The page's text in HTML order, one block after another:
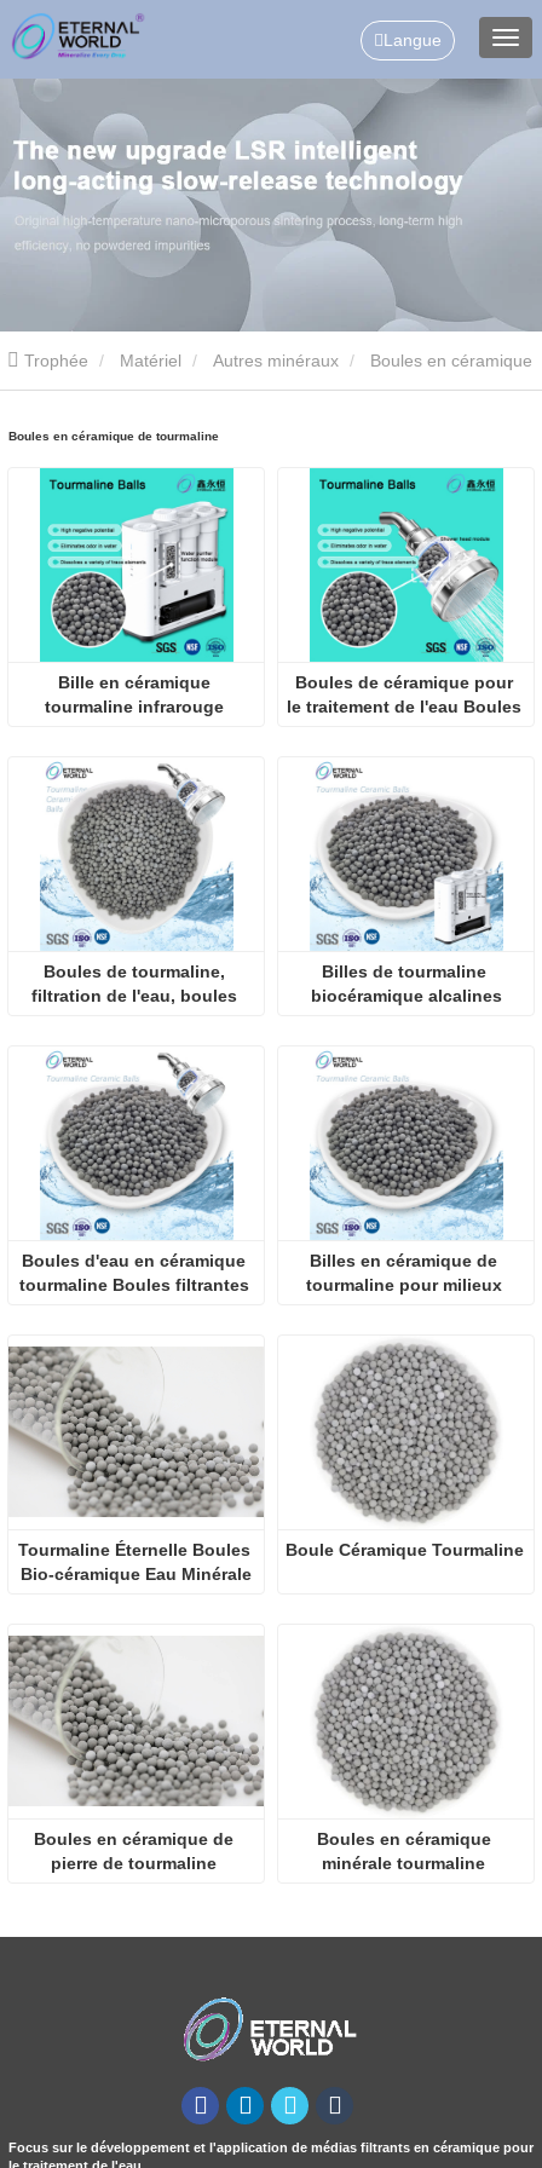
Langue
Trophée Matériel Autres minéraux
Boules en céramique de tourmaline
Bille en céramique
tourmaline infrarouge
Boules de céramique pour
le traitement de l'eau Boules
Boules de tourmaline,
filtration de l'eau, boules
Billes de tourmaline
biocéramique alcalines
Boules d'eau en céramique
tourmaline Boules filtrantes
Billes en céramique de
tourmaline pour milieux
Tourmaline Éternelle Boules
Bio-céramique Eau Minérale
Boule Céramique Tourmaline
Boules en céramique de
pierre de tourmaline
Boules en céramique
minérale tourmaline
Focus sur le développement et l'application de médias filtrants en céramique pour